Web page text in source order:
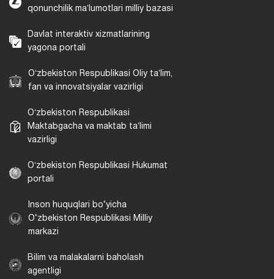
qonunchilik maʼlumotlari milliy bazasi
Davlat interaktiv xizmatlarining
yagona portali
Oʻzbekiston Respublikasi Oliy taʼlim,
fan va innovatsiyalar vazirligi
Oʻzbekiston Respublikasi
Maktabgacha va maktab taʼlimi
vazirligi
Oʻzbekiston Respublikasi Hukumat
portali
Inson huquqlari bo‘yicha
O‘zbekiston Respublikasi Milliy
markazi
Bilim va malakalarni baholash
agentligi